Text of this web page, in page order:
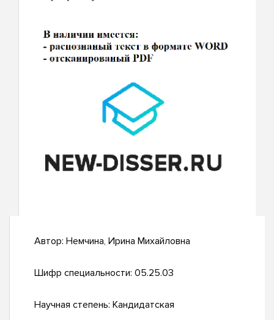
Автор: Немчина, Ирина Михайловна
Шифр специальности: 05.25.03
Научная степень: Кандидатская